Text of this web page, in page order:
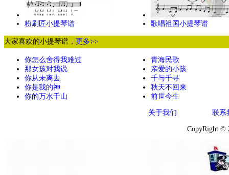
粉刷匠小提琴谱 歌唱祖国小提琴谱
大家喜欢的小提琴谱， 更多>>
你怎么舍得我难过
那女孩对我说
你从未离去
你是我的神
你的万水千山
青海民歌
亲爱的小孩
千与千寻
秋天不回来
前世今生
关于我们 联系
CopyRight ©